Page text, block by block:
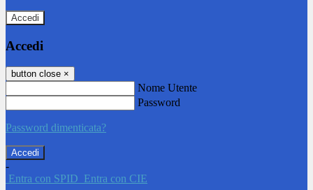
Accedi
Accedi
button close ×
Nome Utente
Password
Password dimenticata?
-
Entra con SPID Entra con CIE